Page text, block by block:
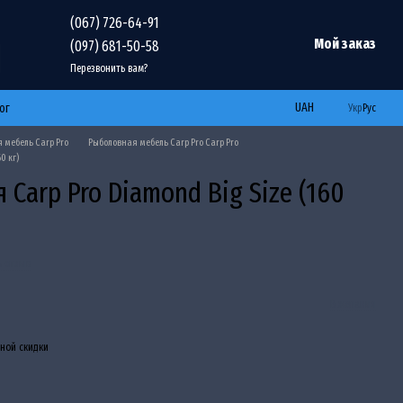
(067) 726-64-91
(097) 681-50-58
Перезвонить вам?
Мой заказ
UAH Укр Рус
мебель Carp Pro
Рыболовная мебель Carp Pro Carp Pro
кг)
Carp Pro Diamond Big Size (160
скидки